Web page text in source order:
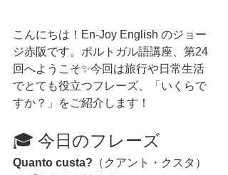
こんにちは！En-Joy English のジョー
ジ赤阪です。ポルトガル語講座、第24
回へようこそ✨今回は旅行や日常生活
でとても役立つフレーズ、「いくらで
すか？」をご紹介します！
🎓 今日のフレーズ
Quanto custa? （クアント・クスタ）